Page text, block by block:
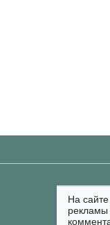
На
рекламы